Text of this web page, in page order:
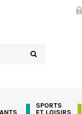
SPORTS
ET LOISIRS